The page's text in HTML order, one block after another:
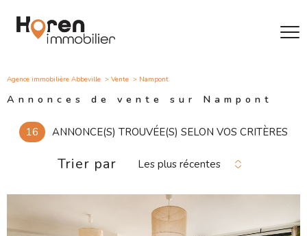
Agence immobilière Abbeville Vente Nampont
Annonces de vente sur Nampont
16 ANNONCE(S) TROUVÉE(S) SELON VOS CRITÈRES
Trier par Les plus récentes